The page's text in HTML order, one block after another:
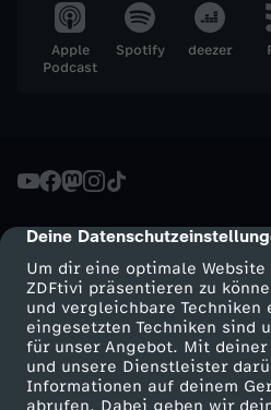
cmp-dialog-description
Deine
Um dir eine optimale Website
ZDFtivi präsentieren zu
und vergleichbare Techniken
eingesetzten Techniken sind
für unser Angebot. Mit
und unsere Dienstleister
Informationen auf deinem
abrufen. Dabei geben wir
.
M
i
2
0
2
6
Apple
Podcast
Spotify deezer
Mehr ZDF
ZDF-Apps